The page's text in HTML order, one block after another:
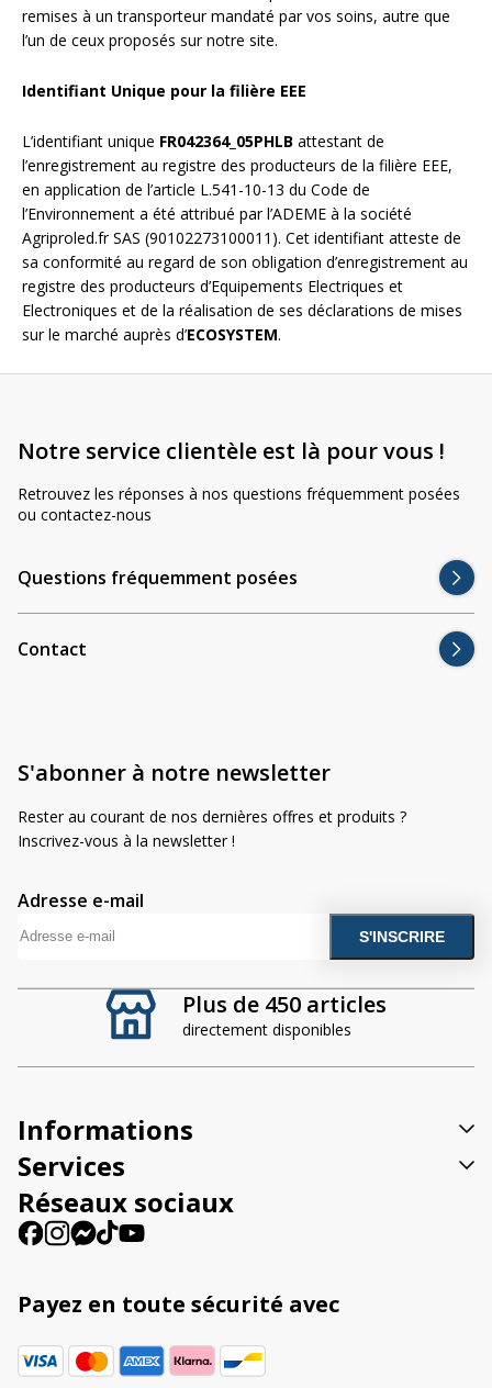
remises à un transporteur mandaté par vos soins, autre que
l’un de ceux proposés sur notre site.
Identifiant Unique pour la filière EEE
L’identifiant unique FR042364_05PHLB attestant de
l’enregistrement au registre des producteurs de la filière EEE,
en application de l’article L.541-10-13 du Code de
l’Environnement a été attribué par l’ADEME à la société
Agriproled.fr SAS (90102273100011). Cet identifiant atteste de
sa conformité au regard de son obligation d’enregistrement au
registre des producteurs d’Equipements Electriques et
Electroniques et de la réalisation de ses déclarations de mises
sur le marché auprès d’ECOSYSTEM.
Plus de 450 articles
directement disponibles
Notre service clientèle est là pour vous !
Retrouvez les réponses à nos questions fréquemment posées
ou contactez-nous
Questions fréquemment posées
Contact
S'abonner à notre newsletter
Rester au courant de nos dernières offres et produits ?
Inscrivez-vous à la newsletter !
Adresse e-mail
A
t
i
v
e
:
Informations
Services
Réseaux sociaux
Payez en toute sécurité avec